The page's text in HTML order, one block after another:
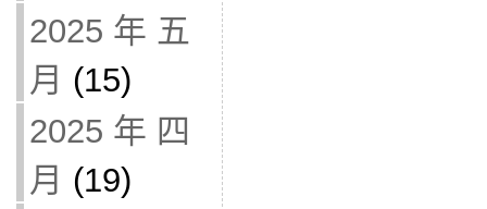
2025 年 五
月 (15)
2025 年 四
月 (19)